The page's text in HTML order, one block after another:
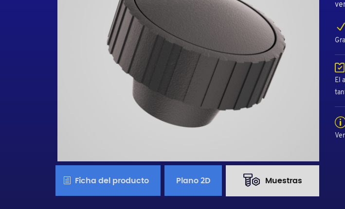
Ficha del producto Plano 2D Muestras
El